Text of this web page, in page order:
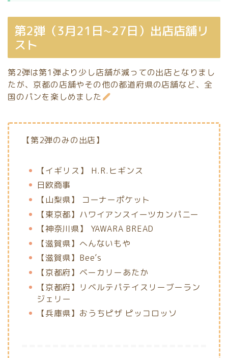
第2弾（3月21日~27日）出店店舗リ
スト
第2弾は第1弾より少し店舗が減っての出店となりまし
たが、京都の店舗やその他の都道府県の店舗など、全
国のパンを楽しめました
【第2弾のみの出店】
【イギリス】 H.R.ヒギンス
日欧商事
【山梨県】 コーナーポケット
【東京都】ハワイアンスイーツカンパニー
【神奈川県】 YAWARA BREAD
【滋賀県】へんないもや
【滋賀県】Bee’s
【京都府】 ベーカリーあたか
【京都府】 リベルテパテイスリーブーラン
ジェリー
【兵庫県】 おうちピザ ピッコロッソ